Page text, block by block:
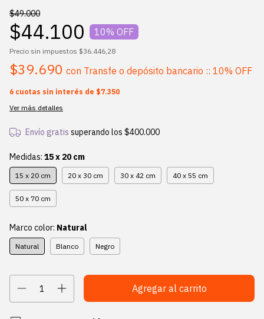
$49.000
$44.100 10% OFF
Precio sin impuestos $36.446,28
$39.690 con Transfe o depósito bancario :: 10% OFF
6 cuotas sin interés de $7.350
Ver más detalles
Envío gratis superando los $400.000
Medidas: 15 x 20 cm
15 x 20 cm 20 x 30 cm 30 x 42 cm 40 x 55 cm
50 x 70 cm
Marco color: Natural
Natural Blanco Negro